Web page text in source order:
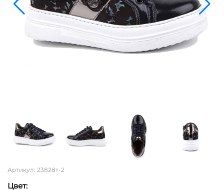
Артикул: 23828т-2
Цвет: